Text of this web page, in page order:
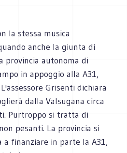
la stessa musica
anche la giunta di
provincia autonoma di
in appoggio alla A31,
Grisenti dichiara
dalla Valsugana circa
Purtroppo si tratta di
pesanti. La provincia si
a finanziare in parte la A31,